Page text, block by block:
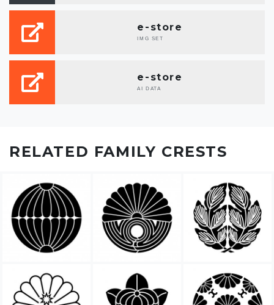
e-store
IMG SET
e-store
AI DATA
RELATED FAMILY CRESTS